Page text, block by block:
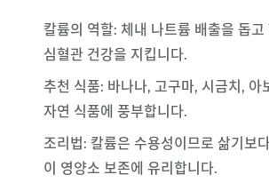
칼륨의 역할: 체내 나트륨 배출을 돕고
심혈관 건강을 지킵니다.
추천 식품: 바나나, 고구마, 시금치, 아
자연 식품에 풍부합니다.
조리법: 칼륨은 수용성이므로 삶기보
이 영양소 보존에 유리합니다.